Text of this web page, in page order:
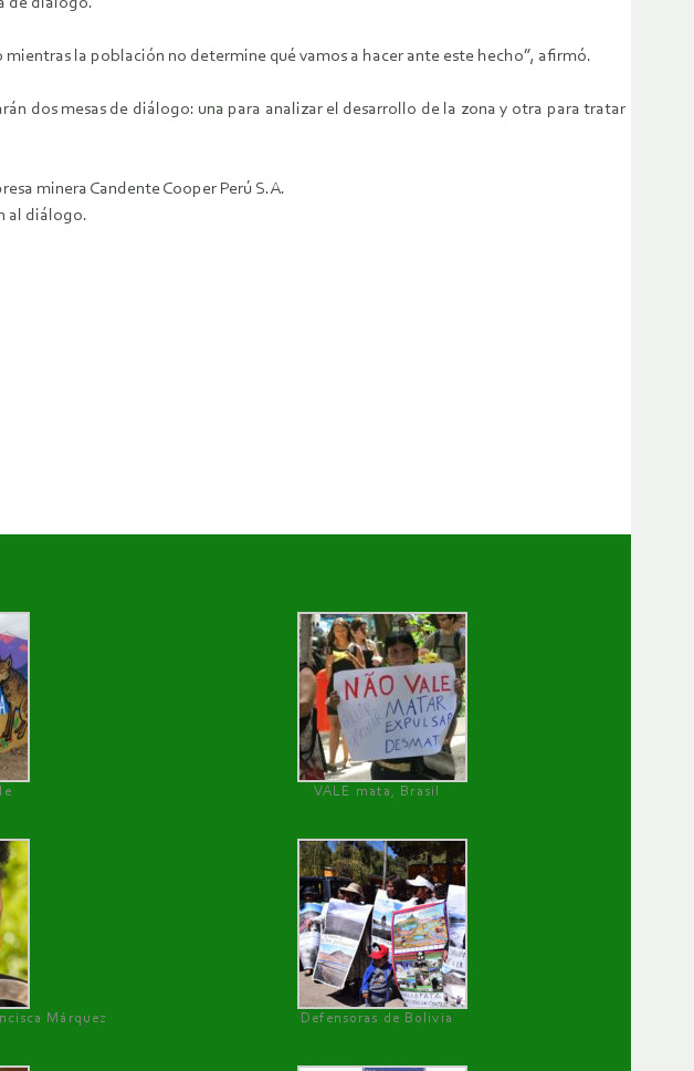
la población no determine qué vamos a hacer ante este hecho”, afirmó.
dos mesas de diálogo: una para analizar el desarrollo de la zona y otra para tratar
minera Candente Cooper Perú S.A.
al diálogo.
VALE mata, Brasil
Márquez Defensoras de Bolivia